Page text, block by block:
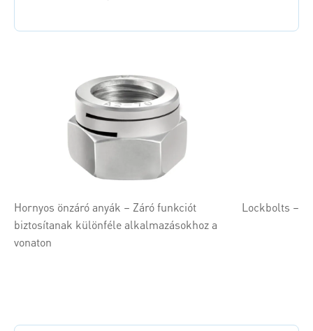
Hornyos önzáró anyák – Záró funkciót
biztosítanak különféle alkalmazásokhoz a
vonaton
Lockbolts –